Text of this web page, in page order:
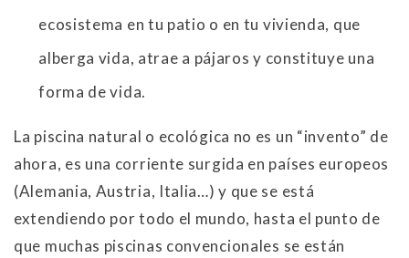
ecosistema en tu patio o en tu vivienda, que
alberga vida, atrae a pájaros y constituye una
forma de vida.
La piscina natural o ecológica no es un “invento” de
ahora, es una corriente surgida en países europeos
(Alemania, Austria, Italia…) y que se está
extendiendo por todo el mundo, hasta el punto de
que muchas piscinas convencionales se están